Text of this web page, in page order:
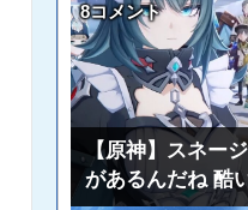
8コメント
【原神】スネー
があるんだね 酷